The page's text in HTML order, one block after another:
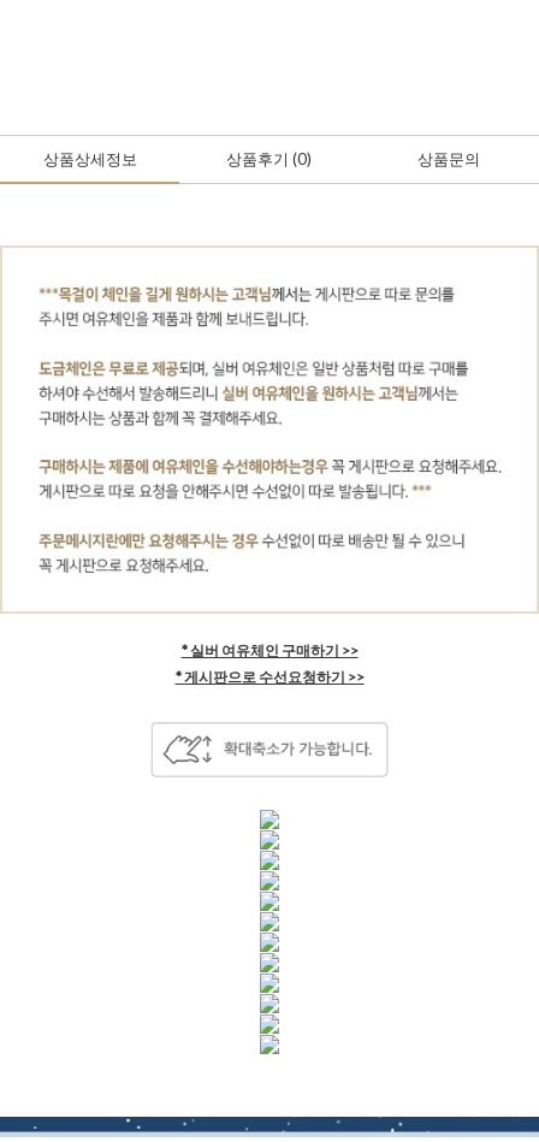
상품상세정보 상품후기 (0) 상품문의
* 실버 여유체인 구매하기 >>
* 게시판으로 수선요청하기 >>